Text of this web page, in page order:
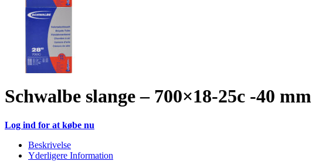
Schwalbe slange – 700×18-25c -40 mm
Log ind for at købe nu
Beskrivelse
Yderligere Information